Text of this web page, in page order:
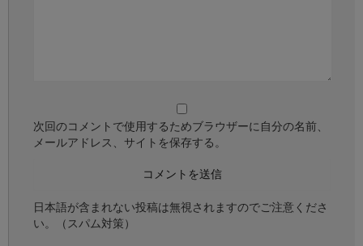
次回のコメントで使用するためブラウザーに自分の名前、
メールアドレス、サイトを保存する。
日本語が含まれない投稿は無視されますのでご注意くださ
い。（スパム対策）